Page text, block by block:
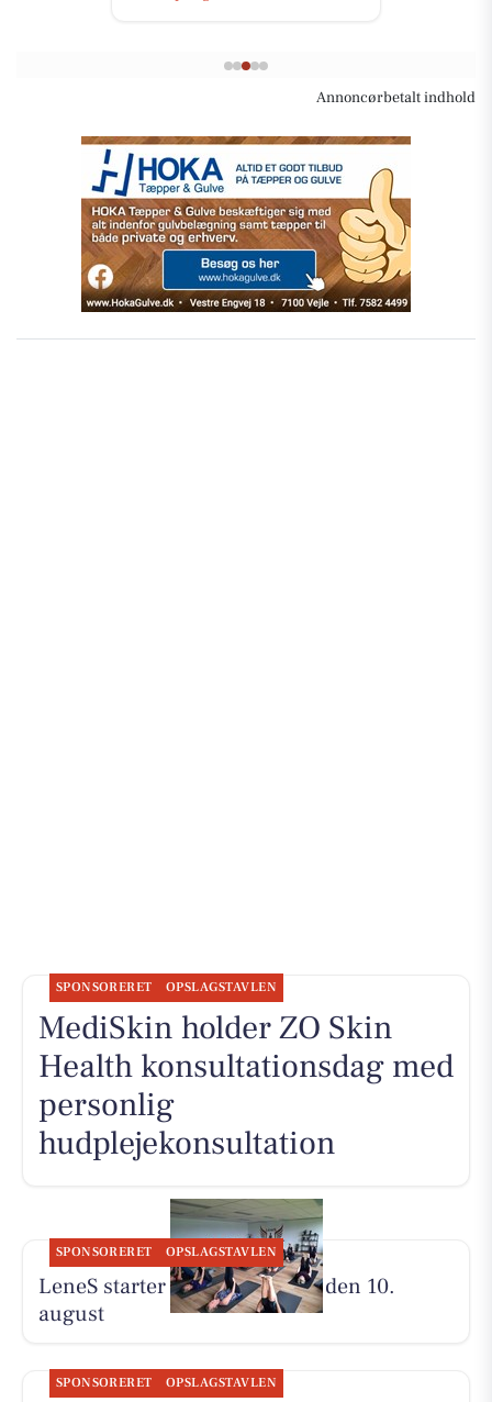
Annoncørbetalt indhold
SPONSORERET OPSLAGSTAVLEN
MediSkin holder ZO Skin
Health konsultationsdag med
personlig
hudplejekonsultation
SPONSORERET OPSLAGSTAVLEN
LeneS starter Yoga Bootcamp den 10.
august
SPONSORERET OPSLAGSTAVLEN